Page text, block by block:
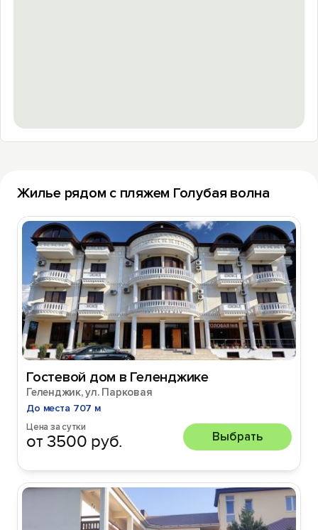
Жилье рядом с пляжем Голубая волна
Гостевой дом в Геленджике
Геленджик, ул. Парковая
До места 707 м
Цена за сутки
от 3500 руб. Выбрать